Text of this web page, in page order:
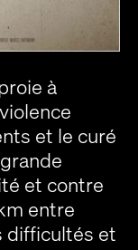
à
et le curé
et contre
entre
difficultés et